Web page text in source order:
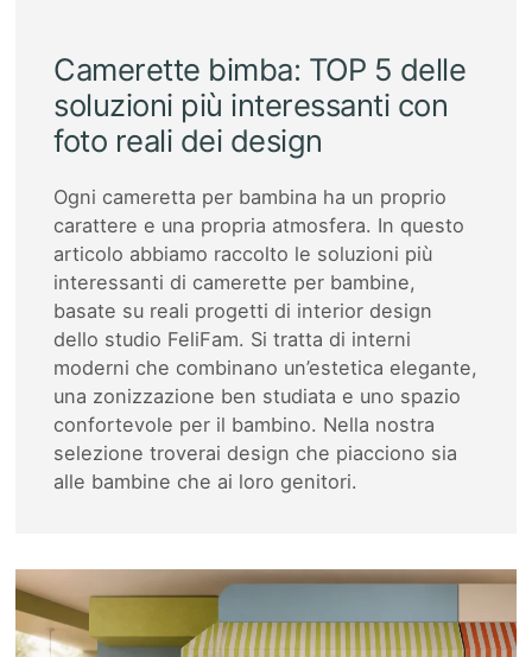
Camerette bimba: TOP 5 delle
soluzioni più interessanti con
foto reali dei design
Ogni cameretta per bambina ha un proprio
carattere e una propria atmosfera. In questo
articolo abbiamo raccolto le soluzioni più
interessanti di camerette per bambine,
basate su reali progetti di interior design
dello studio FeliFam. Si tratta di interni
moderni che combinano un’estetica elegante,
una zonizzazione ben studiata e uno spazio
confortevole per il bambino. Nella nostra
selezione troverai design che piacciono sia
alle bambine che ai loro genitori.